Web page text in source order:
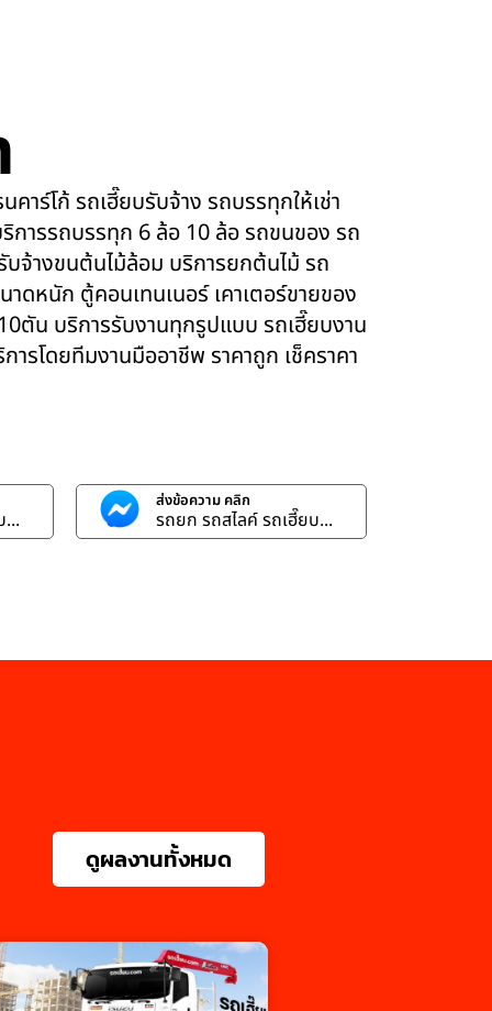
คาร์โก้ รถเฮี๊ยบรับจ้าง รถบรรทุกให้เช่า
การรถบรรทุก 6 ล้อ 10 ล้อ รถขนของ รถ
จ้างขนต้นไม้ล้อม บริการยกต้นไม้ รถ
หนัก ตู้คอนเทนเนอร์ เคาเตอร์ขายของ
ตัน บริการรับงานทุกรูปแบบ รถเฮี๊ยบงาน
ารโดยทีมงานมืออาชีพ ราคาถูก เช็คราคา
ส่งข้อความ คลิก
รถยก รถสไลค์ รถเฮี๊ยบ...
ดูผลงานทั้งหมด